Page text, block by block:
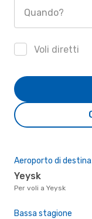
Quando?
Voli diretti
Aeroporto di
Yeysk
Per voli a Yeysk
Bassa stagione